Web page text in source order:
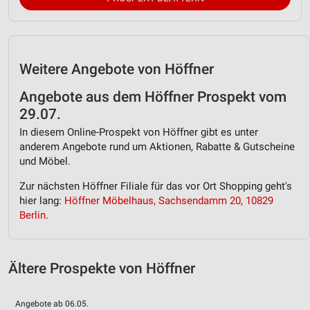
Weitere Angebote von Höffner
Angebote aus dem Höffner Prospekt vom
29.07.
In diesem Online-Prospekt von Höffner gibt es unter
anderem Angebote rund um Aktionen, Rabatte & Gutscheine
und Möbel.
Zur nächsten Höffner Filiale für das vor Ort Shopping geht's
hier lang: Höffner Möbelhaus, Sachsendamm 20, 10829
Berlin.
Ältere Prospekte von Höffner
Angebote ab 06.05.
Geräte anhand von aktiv angeforderten
Notwendig
Performance
Funktional
Werbung